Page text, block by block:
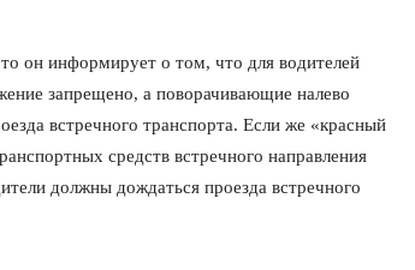
он информирует о том, что для водителей
запрещено, а поворачивающие налево
встречного транспорта. Если же «красный
средств встречного направления
должны дождаться проезда встречного